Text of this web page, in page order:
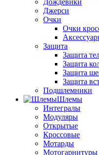
Дождевики
Джерси
Очки
Очки
Защита
Защита
Защита
Защита
Защита
Подшлемники
Шлемы
Интегралы
Модуляры
Открытые
Кроссовые
Мотарды
Мотогарнитуры